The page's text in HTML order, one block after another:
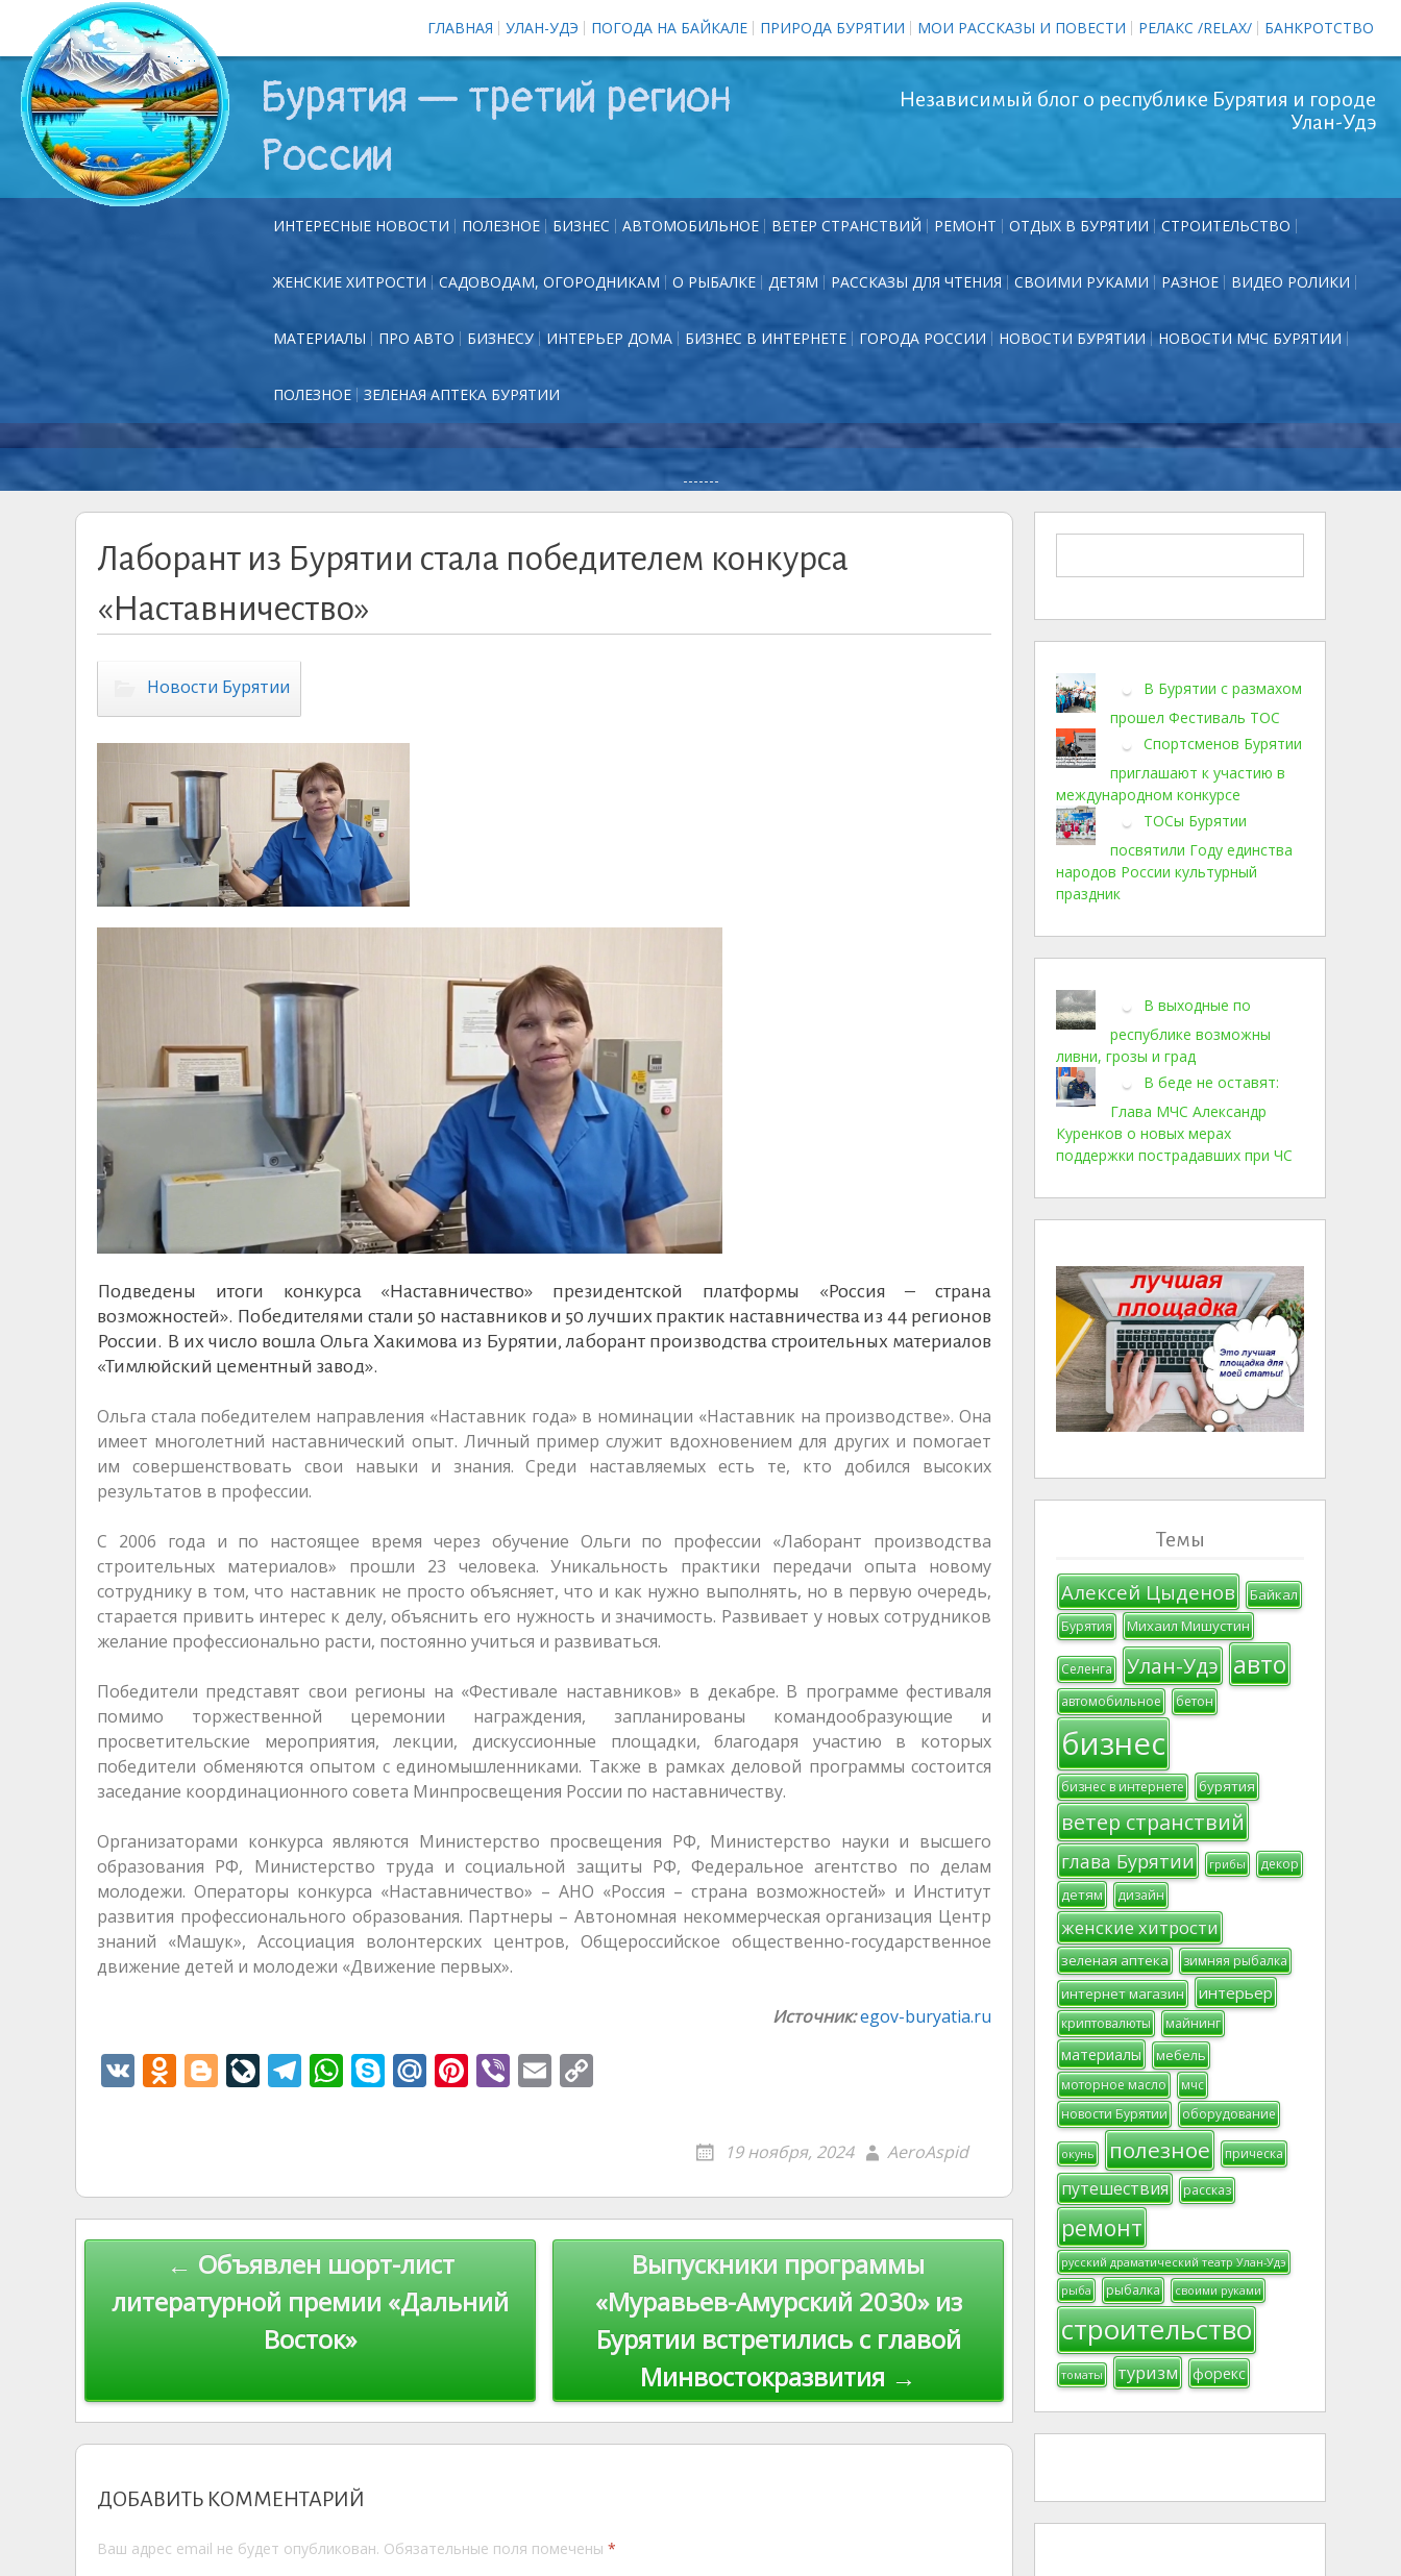
ГЛАВНАЯ УЛАН-УДЭ ПОГОДА НА БАЙКАЛЕ ПРИРОДА БУРЯТИИ МОИ РАССКАЗЫ И ПОВЕСТИ РЕЛАКС /RELAX/ БАНКРОТСТВО
Бурятия — третий регион
России
Независимый блог о республике Бурятия и городе
Улан-Удэ
ИНТЕРЕСНЫЕ НОВОСТИ ПОЛЕЗНОЕ БИЗНЕС АВТОМОБИЛЬНОЕ ВЕТЕР СТРАНСТВИЙ РЕМОНТ ОТДЫХ В БУРЯТИИ СТРОИТЕЛЬСТВО
ЖЕНСКИЕ ХИТРОСТИ САДОВОДАМ, ОГОРОДНИКАМ О РЫБАЛКЕ ДЕТЯМ РАССКАЗЫ ДЛЯ ЧТЕНИЯ СВОИМИ РУКАМИ РАЗНОЕ ВИДЕО РОЛИКИ
МАТЕРИАЛЫ ПРО АВТО БИЗНЕСУ ИНТЕРЬЕР ДОМА БИЗНЕС В ИНТЕРНЕТЕ ГОРОДА РОССИИ НОВОСТИ БУРЯТИИ НОВОСТИ МЧС БУРЯТИИ
ПОЛЕЗНОЕ ЗЕЛЕНАЯ АПТЕКА БУРЯТИИ
-------
Лаборант из Бурятии стала победителем конкурса
«Наставничество»
Новости Бурятии
Подведены итоги конкурса «Наставничество» президентской платформы «Россия – страна
возможностей». Победителями стали 50 наставников и 50 лучших практик наставничества из 44 регионов
России. В их число вошла Ольга Хакимова из Бурятии, лаборант производства строительных материалов
«Тимлюйский цементный завод».
Ольга стала победителем направления «Наставник года» в номинации «Наставник на производстве». Она
имеет многолетний наставнический опыт. Личный пример служит вдохновением для других и помогает
им совершенствовать свои навыки и знания. Среди наставляемых есть те, кто добился высоких
результатов в профессии.
С 2006 года и по настоящее время через обучение Ольги по профессии «Лаборант производства
строительных материалов» прошли 23 человека. Уникальность практики передачи опыта новому
сотруднику в том, что наставник не просто объясняет, что и как нужно выполнять, но в первую очередь,
старается привить интерес к делу, объяснить его нужность и значимость. Развивает у новых сотрудников
желание профессионально расти, постоянно учиться и развиваться.
Победители представят свои регионы на «Фестивале наставников» в декабре. В программе фестиваля
помимо торжественной церемонии награждения, запланированы командообразующие и
просветительские мероприятия, лекции, дискуссионные площадки, благодаря участию в которых
победители обменяются опытом с единомышленниками. Также в рамках деловой программы состоится
заседание координационного совета Минпросвещения России по наставничеству.
Организаторами конкурса являются Министерство просвещения РФ, Министерство науки и высшего
образования РФ, Министерство труда и социальной защиты РФ, Федеральное агентство по делам
молодежи. Операторы конкурса «Наставничество» – АНО «Россия – страна возможностей» и Институт
развития профессионального образования. Партнеры – Автономная некоммерческая организация Центр
знаний «Машук», Ассоциация волонтерских центров, Общероссийское общественно-государственное
движение детей и молодежи «Движение первых».
Источник:egov-buryatia.ru
V
K
O
d
kl
as
s
ni
Bl
o
er
Li
v
u
r
n
al
T
el
a
m
W
h
A
p
p
S
k
e
M
ai
u
Pi
nt
st
Vi
b
E
m
Li
n
19 ноября, 2024 AeroAspid
Навигация
Выпускники программы
«Муравьев-Амурский 2030» из
Бурятии встретились с главой
Минвостокразвития →
← Объявлен шорт-лист
литературной премии «Дальний
Восток»
ДОБАВИТЬ КОММЕНТАРИЙ
Ваш адрес email не будет опубликован. Обязательные поля помечены *
В Бурятии с размахом
прошел Фестиваль ТОС
Спортсменов Бурятии
приглашают к участию в
международном конкурсе
ТОСы Бурятии
посвятили Году единства
народов России культурный
праздник
В выходные по
республике возможны
ливни, грозы и град
В беде не оставят:
Глава МЧС Александр
Куренков о новых мерах
поддержки пострадавших при ЧС
Темы
Алексей Цыденов Байкал
Бурятия Михаил Мишустин
Селенга Улан-Удэ авто
автомобильное бетон
бизнес
бизнес в интернете бурятия
ветер странствий
глава Бурятии грибы декор
детям дизайн
женские хитрости
зеленая аптека зимняя рыбалка
интернет магазин интерьер
криптовалюты майнинг
материалы мебель
моторное масло
мчс
новости Бурятии
оборудование
окунь полезное прическа
путешествия рассказ
ремонт
русский драматический театр Улан-Удэ
рыба
рыбалка своими руками
строительство
томаты туризм форекс